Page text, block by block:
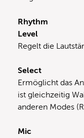
Rhythm
Level
Regelt die
Ermöglicht das
ist gleichzeitig
anderen Modes
Mic